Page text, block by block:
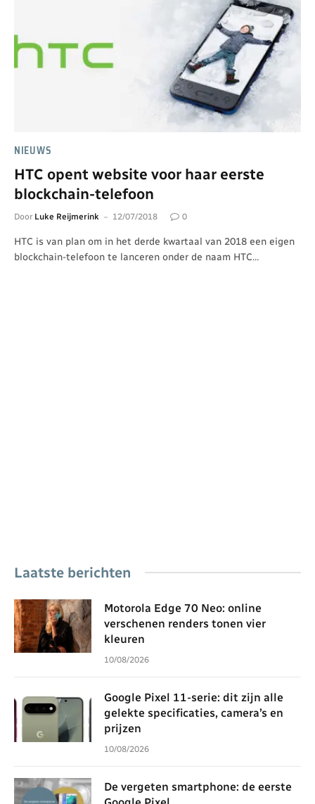
NIEUWS
HTC opent website voor haar eerste
blockchain-telefoon
Door Luke Reijmerink 12/07/2018 0
HTC is van plan om in het derde kwartaal van 2018 een eigen
blockchain-telefoon te lanceren onder de naam HTC…
Laatste berichten
Motorola Edge 70 Neo: online
verschenen renders tonen vier
kleuren
10/08/2026
Google Pixel 11-serie: dit zijn alle
gelekte specificaties, camera’s en
prijzen
10/08/2026
De vergeten smartphone: de eerste